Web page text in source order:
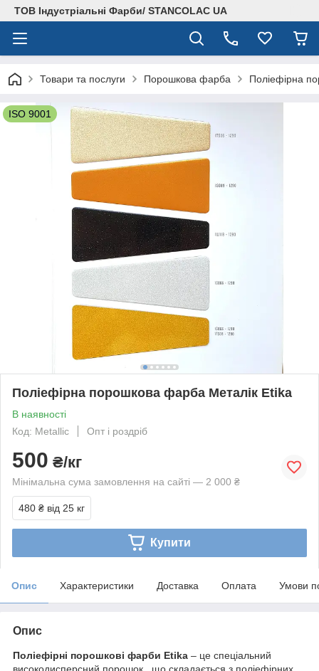
ТОВ Індустріальні Фарби/ STANCOLAC UA
Товари та послуги Порошкова фарба Поліефірна
ISO 9001
Поліефірна порошкова фарба Металік Etika
В наявності
Код: Metallic
Опт і роздріб
500 ₴/кг
Мінімальна сума замовлення на сайті — 2 000 ₴
480 ₴ від 25 кг
Купити
Опис Характеристики Доставка Оплата Умови
Опис
Поліефірні порошкові фарби Etika – це спеціальний
високодисперсний порошок , що складається з поліефірних